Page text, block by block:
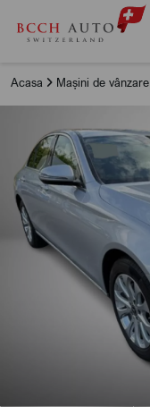
Acasa Mașini de vânzare